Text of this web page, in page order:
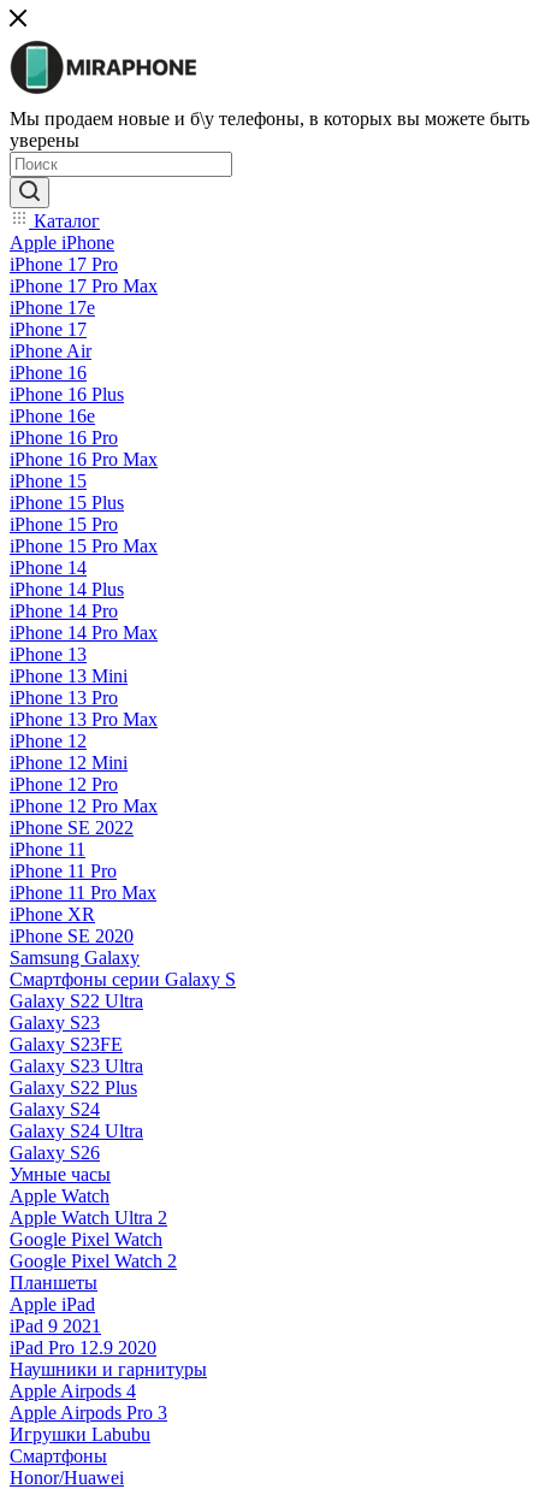
Мы продаем новые и б\у телефоны, в которых вы можете быть
уверены
Каталог
Apple iPhone
iPhone 17 Pro
iPhone 17 Pro Max
iPhone 17e
iPhone 17
iPhone Air
iPhone 16
iPhone 16 Plus
iPhone 16e
iPhone 16 Pro
iPhone 16 Pro Max
iPhone 15
iPhone 15 Plus
iPhone 15 Pro
iPhone 15 Pro Max
iPhone 14
iPhone 14 Plus
iPhone 14 Pro
iPhone 14 Pro Max
iPhone 13
iPhone 13 Mini
iPhone 13 Pro
iPhone 13 Pro Max
iPhone 12
iPhone 12 Mini
iPhone 12 Pro
iPhone 12 Pro Max
iPhone SE 2022
iPhone 11
iPhone 11 Pro
iPhone 11 Pro Max
iPhone XR
iPhone SE 2020
Samsung Galaxy
Смартфоны серии Galaxy S
Galaxy S22 Ultra
Galaxy S23
Galaxy S23FE
Galaxy S23 Ultra
Galaxy S22 Plus
Galaxy S24
Galaxy S24 Ultra
Galaxy S26
Умные часы
Apple Watch
Apple Watch Ultra 2
Google Pixel Watch
Google Pixel Watch 2
Планшеты
Apple iPad
iPad 9 2021
iPad Pro 12.9 2020
Наушники и гарнитуры
Apple Airpods 4
Apple Airpods Pro 3
Игрушки Labubu
Смартфоны
Honor/Huawei